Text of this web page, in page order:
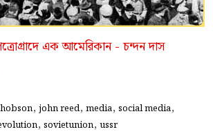
এক আমেরিকান - চন্দন দাস
, john reed, media, social media,
, sovietunion, ussr